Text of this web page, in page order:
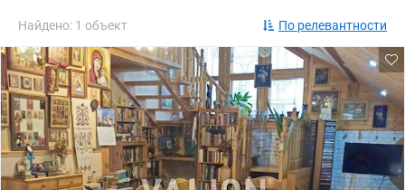
Найдено: 1 объект По релевантности